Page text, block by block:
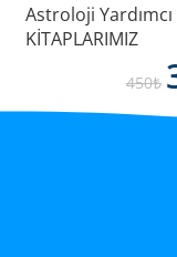
Astroloji
KİTAPLARIMIZ
450₺